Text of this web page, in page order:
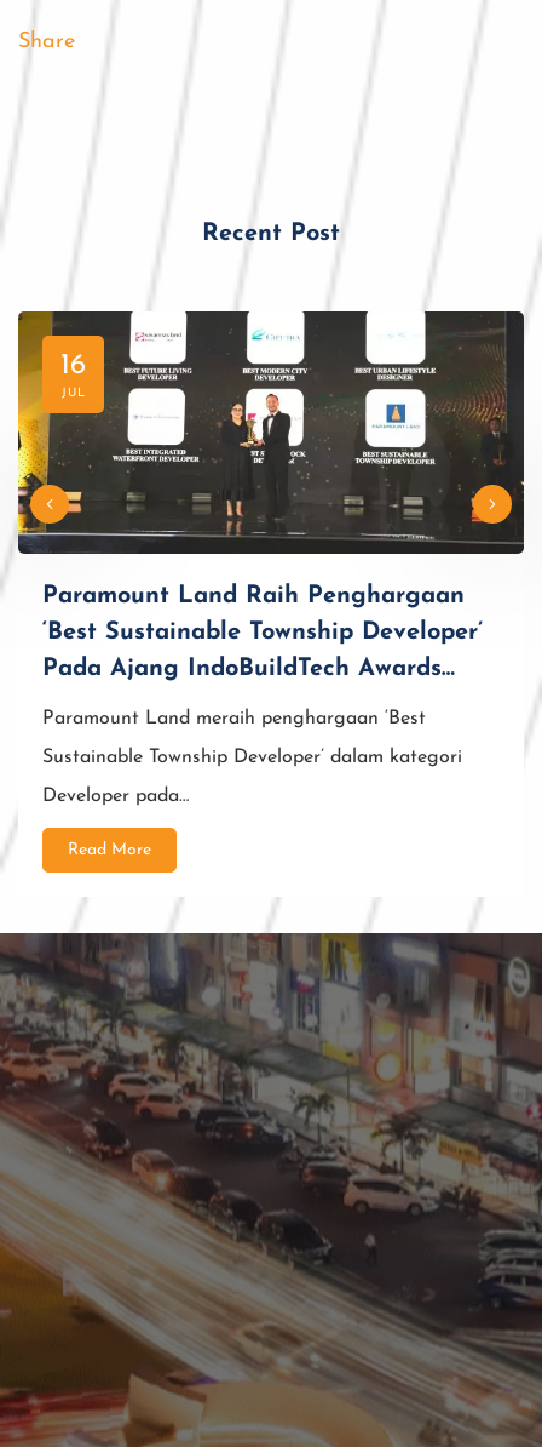
Share
Recent Post
16
JUL
Paramount Land Raih Penghargaan
‘Best Sustainable Township Developer’
Pada Ajang IndoBuildTech Awards
2026
Paramount Land meraih penghargaan ‘Best
Sustainable Township Developer’ dalam kategori
Developer pada…
Read More
Residential
Commercial
0811 9989 8999